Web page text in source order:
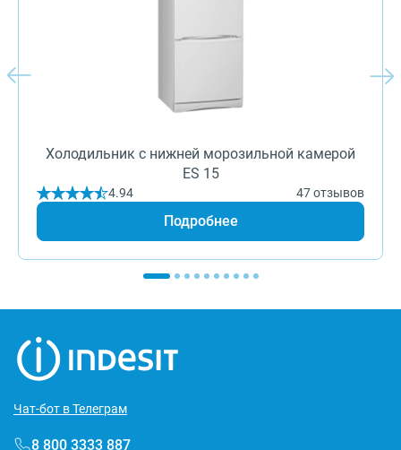
Холодильник с нижней морозильной камерой
ES 15
4.94 47 отзывов
Подробнее
Чат-бот в Телеграм
8 800 3333 887